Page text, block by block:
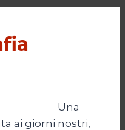
Una
ai giorni nostri,